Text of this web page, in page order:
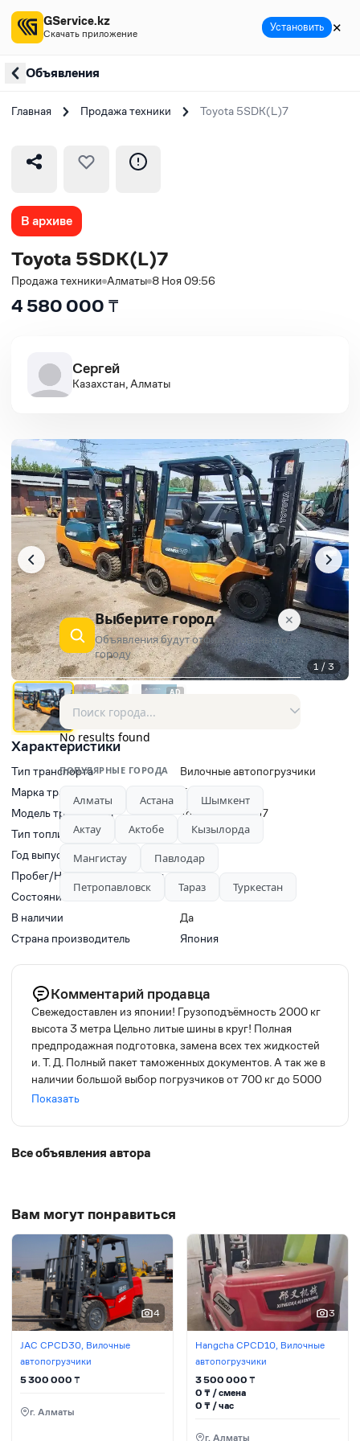
Объявления
Главная Продажа техники Toyota 5SDK(L)7
В архиве
Toyota 5SDK(L)7
Продажа техники Алматы 8 Ноя 09:56
4 580 000 ₸
Сергей
Казахстан, Алматы
Характеристики
Тип транспорта
Вилочные автопогрузчики
Марка транспорта
TOYOTA
Модель транспорта
Toyota 5SDK(L)7
Тип топлива
Бензин
Год выпуска
2007
Пробег/Наработки двигателя
Состояние
Новый
В наличии
Да
Страна производитель
Япония
1 / 3
AD
Комментарий продавца
Свежедоставлен из японии! Грузоподъёмность 2000 кг
высота 3 метра Цельно литые шины в круг! Полная
предпродажная подготовка, замена всех тех жидкостей
и. Т. Д. Полный пакет таможенных документов. А так же в
наличии большой выбор погрузчиков от 700 кг до 5000
кг доставка по городу бесплатно!
Показать
Все объявления автора
Вам могут понравиться
4
JAC CPCD30, Вилочные
автопогрузчики
5 300 000 ₸
г. Алматы
3
Hangcha CPCD10, Вилочные
автопогрузчики
3 500 000₸
0₸ / сменa
0₸ / час
г. Алматы
GService.kz
Скачать приложение Установить ✕
✕
Выберите город
Объявления будут отфильтрованы по
городу
No results found
ПОПУЛЯРНЫЕ ГОРОДА
Алматы Астана
Шымкент
Актау
Актобе
Кызылорда
Мангистау
Павлодар
Петропавловск
Тараз Туркестан